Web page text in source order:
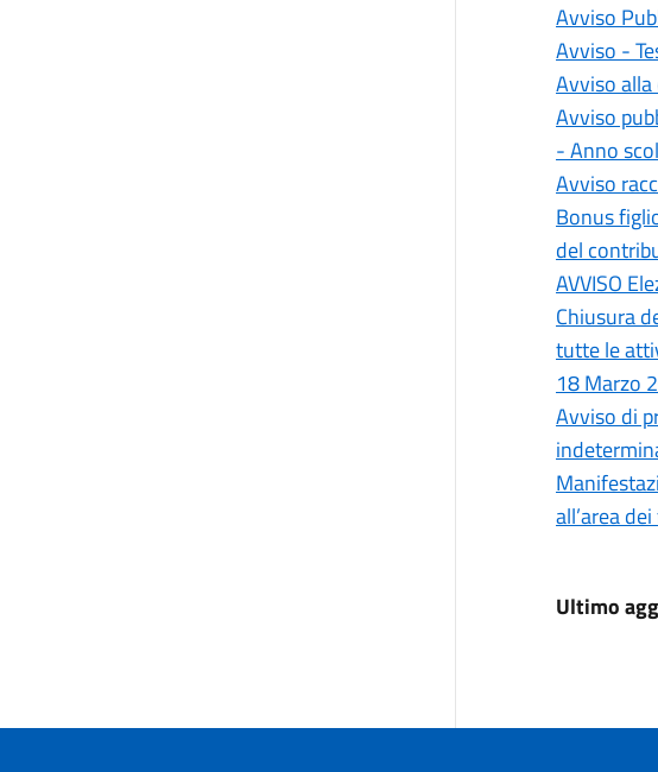
Avviso
Avviso -
Avviso
Avviso
- Anno
Avviso
Bonus
del
AVVISO
Chiusura
tutte le
18 Marzo
Avviso di
all’area
Ultimo